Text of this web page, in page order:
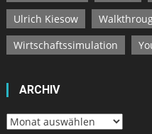
Ulrich Kiesow
Wirtschaftssimulation
ARCHIV
Archiv